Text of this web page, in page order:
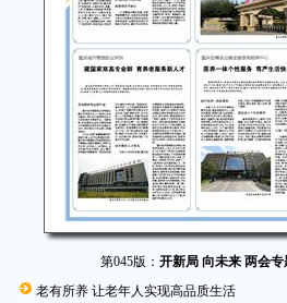
第045版：开新局 向未来 两会专
老有所养 让老年人实现高品质生活